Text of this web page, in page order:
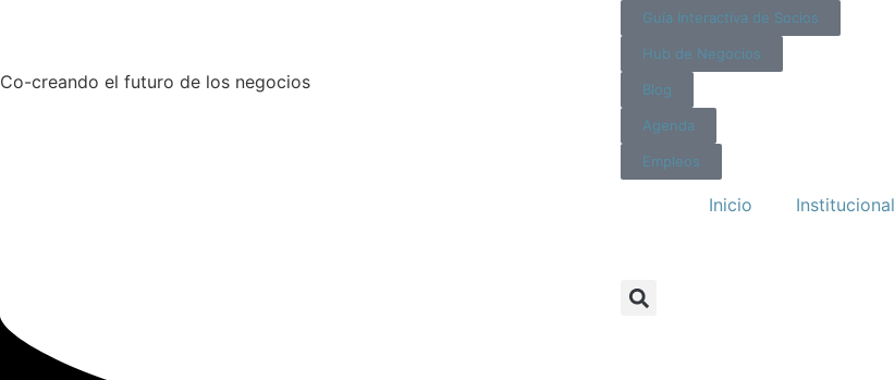
Co-creando el futuro de los negocios
Guía Interactiva de Socios
Hub de Negocios
Blog
Agenda
Empleos
Inicio Institucional